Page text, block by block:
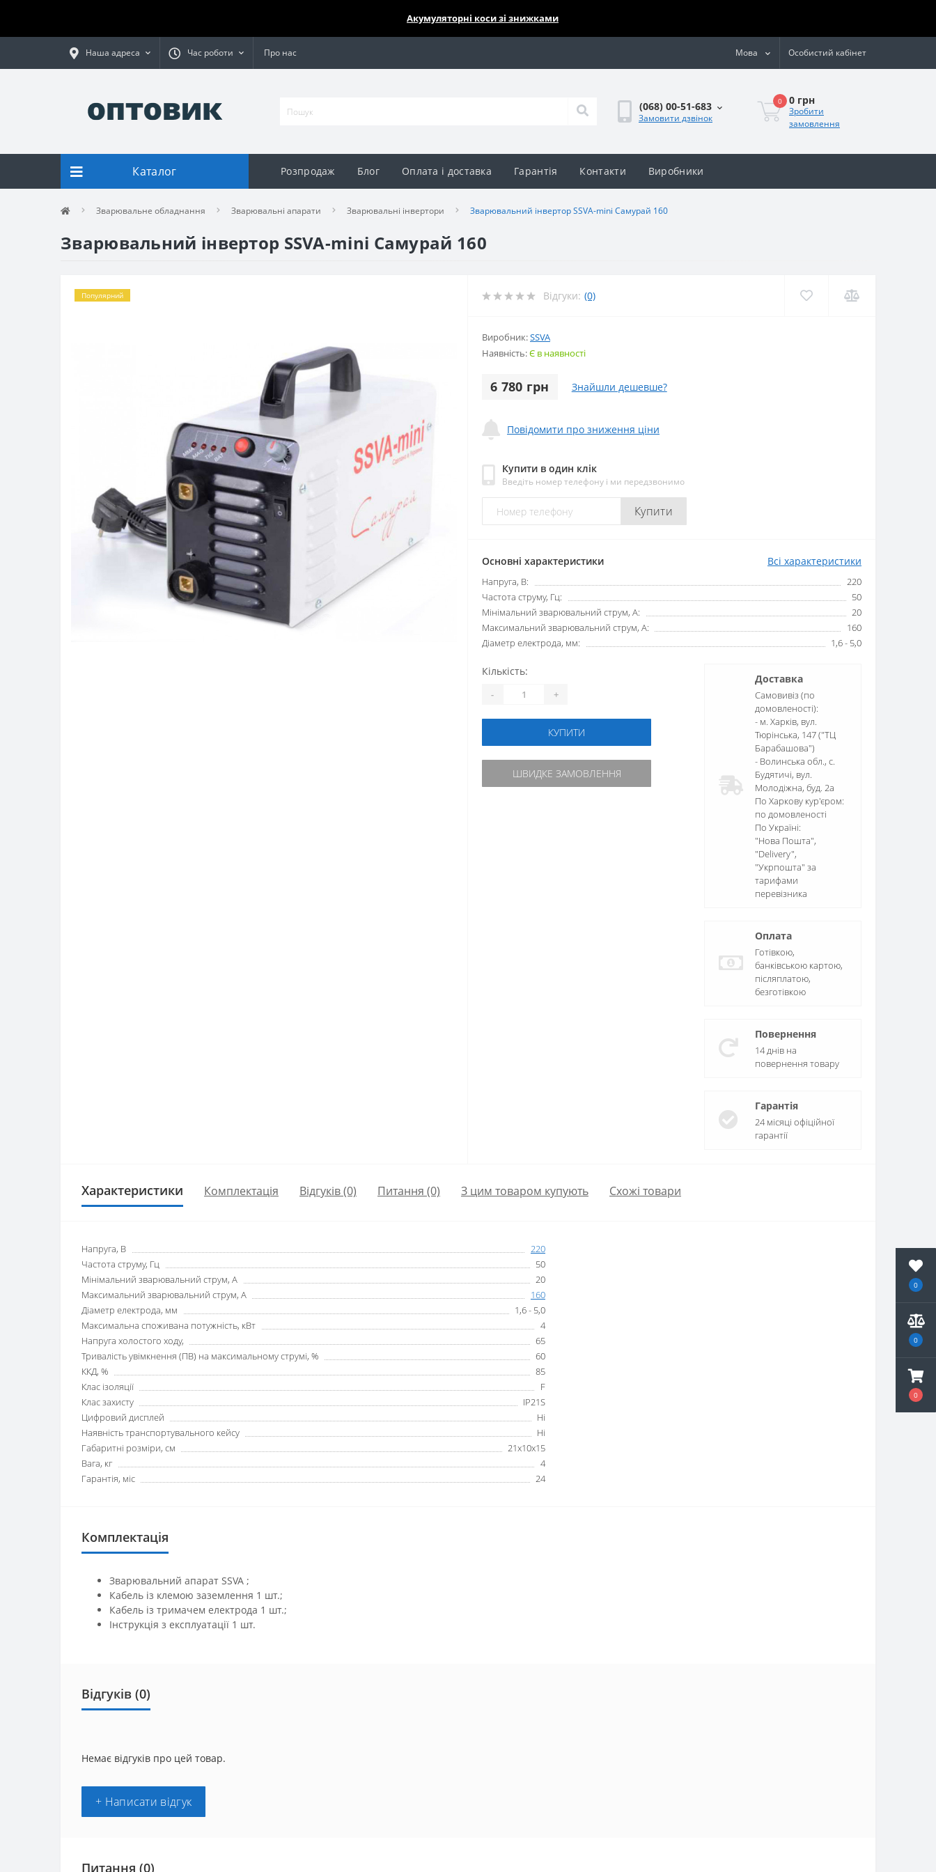
0
0
0
Акумуляторні коси зі знижками
Наша адреса Час роботи Про нас Мова Особистий кабінет
(068) 00-51-683
Замовити дзвінок
0 0 грн
Зробити
замовлення
Каталог Розпродаж Блог Оплата і доставка Гарантія Контакти Виробники
Зварювальне обладнання Зварювальні апарати Зварювальні інвертори Зварювальний інвертор SSVA-mini Самурай 160
Зварювальний інвертор SSVA-mini Самурай 160
Популярний Відгуки: (0)
Виробник:SSVA
Наявність:Є в наявності
6 780 грн Знайшли дешевше?
Повідомити про зниження ціни
Купити в один клік
Введіть номер телефону і ми передзвонимо
Купити
Основні характеристики Всі характеристики
Напруга, В:
220
Частота струму, Гц:
50
Мінімальний зварювальний струм, А:
20
Максимальний зварювальний струм, А:
160
Діаметр електрода, мм:
1,6 - 5,0
Кількість:
- +
КУПИТИ
ШВИДКЕ ЗАМОВЛЕННЯ
Доставка
Самовивіз (по
домовленості):
- м. Харків, вул.
Тюрінська, 147 ("ТЦ
Барабашова")
- Волинська обл., c.
Будятичі, вул.
Молодіжна, буд. 2а
По Харкову кур'єром:
по домовленості
По Україні:
"Нова Пошта",
"Delivery",
"Укрпошта" за
тарифами
перевізника
Оплата
Готівкою,
банківською картою,
післяплатою,
безготівкою
Повернення
14 днів на
повернення товару
Гарантія
24 місяці офіційної
гарантії
Характеристики Комплектація Відгуків (0) Питання (0) З цим товаром купують Схожі товари
Напруга, В
220
Частота струму, Гц
50
Мінімальний зварювальний струм, А
20
Максимальний зварювальний струм, А
160
Діаметр електрода, мм
1,6 - 5,0
Максимальна споживана потужність, кВт
4
Напруга холостого ходу,
65
Тривалість увімкнення (ПВ) на максимальному струмі, %
60
ККД, %
85
Клас ізоляції
F
Клас захисту
IP21S
Цифровий дисплей
Ні
Наявність транспортувального кейсу
Ні
Габаритні розміри, см
21х10х15
Вага, кг
4
Гарантія, міс
24
Комплектація
Зварювальний апарат SSVA ;
Кабель із клемою заземлення 1 шт.;
Кабель із тримачем електрода 1 шт.;
Інструкція з експлуатації 1 шт.
Відгуків (0)
Немає відгуків про цей товар.
+ Написати відгук
Питання (0)